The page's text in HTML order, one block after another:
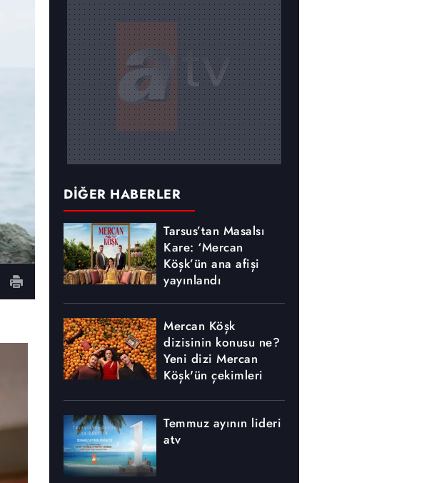
DİĞER HABERLER
Tarsus’tan Masalsı
Kare: ‘Mercan
Köşk’ün ana afişi
yayınlandı
Mercan Köşk
dizisinin konusu ne?
Yeni dizi Mercan
Köşk'ün çekimleri
Temmuz ayının lideri
atv